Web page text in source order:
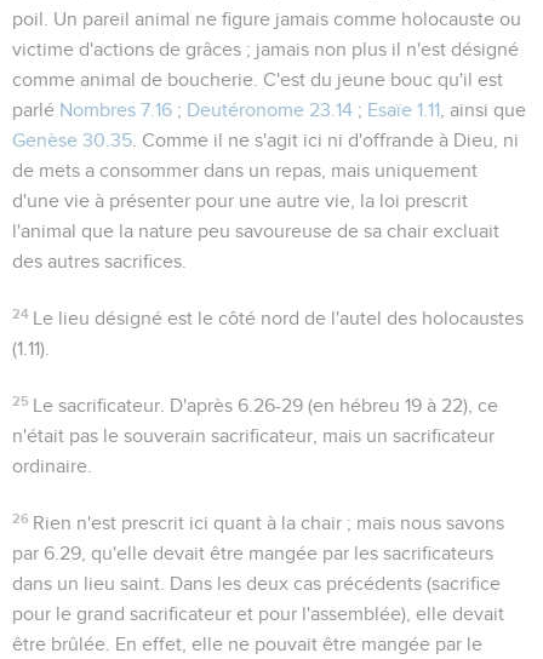
poil. Un pareil animal ne figure jamais comme holocauste ou
victime d'actions de grâces ; jamais non plus il n'est désigné
comme animal de boucherie. C'est du jeune bouc qu'il est
parlé Nombres 7.16 ; Deutéronome 23.14 ; Esaïe 1.11 , ainsi que
Genèse 30.35 . Comme il ne s'agit ici ni d'offrande à Dieu, ni
de mets a consommer dans un repas, mais uniquement
d'une vie à présenter pour une autre vie, la loi prescrit
l'animal que la nature peu savoureuse de sa chair excluait
des autres sacrifices.
24 Le lieu désigné est le côté nord de l'autel des holocaustes
(1.11).
25 Le sacrificateur . D'après 6.26-29 (en hébreu 19 à 22), ce
n'était pas le souverain sacrificateur, mais un sacrificateur
ordinaire.
26 Rien n'est prescrit ici quant à la chair ; mais nous savons
par 6.29 , qu'elle devait être mangée par les sacrificateurs
dans un lieu saint. Dans les deux cas précédents (sacrifice
pour le grand sacrificateur et pour l'assemblée), elle devait
être brûlée. En effet, elle ne pouvait être mangée par le